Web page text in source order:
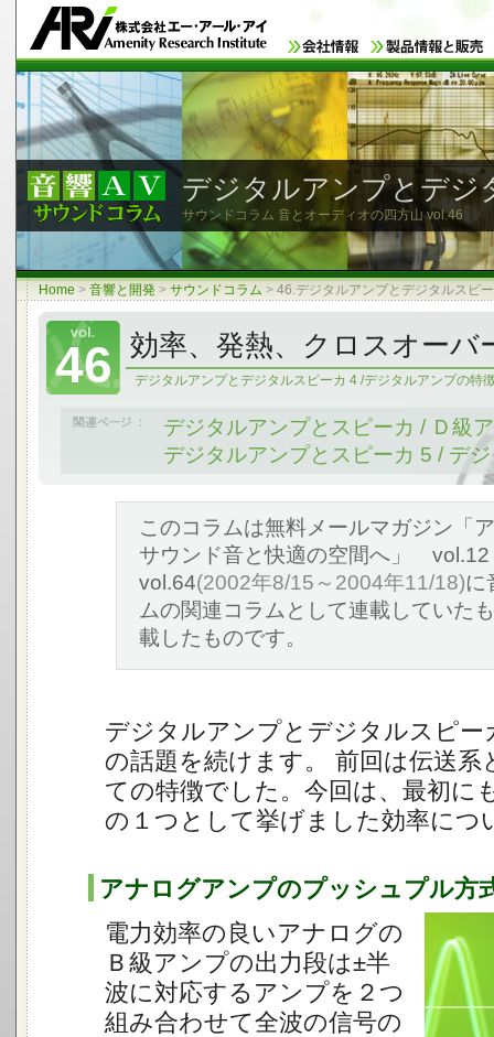
デジタルアンプとデジ
サウンドコラム 音とオーディオの四方山vol.46
Home > 音響と開発 > サウンドコラム > 46.デジタルアンプとデジタルスピ
効率、発熱、クロスオーバ
デジタルアンプとデジタルスピーカ 4 /デジタルアンプの特
46
デジタルアンプとスピーカ / Ｄ級
デジタルアンプとスピーカ 5 / デ
このコラムは無料メールマガジン「
サウンド音と快適の空間へ」 vol.12
vol.64(2002年8/15～2004年11/18)に
ムの関連コラムとして連載していた
載したものです。
デジタルアンプとデジタルスピー
の話題を続けます。 前回は伝送系
ての特徴でした。今回は、最初に
の１つとして挙げました効率につ
アナログアンプのプッシュプル方
電力効率の良いアナログの
Ｂ級アンプの出力段は±半
波に対応するアンプを２つ
組み合わせて全波の信号の